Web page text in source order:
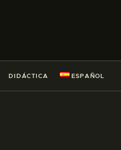
DIDÁCTICA ESPAÑOL